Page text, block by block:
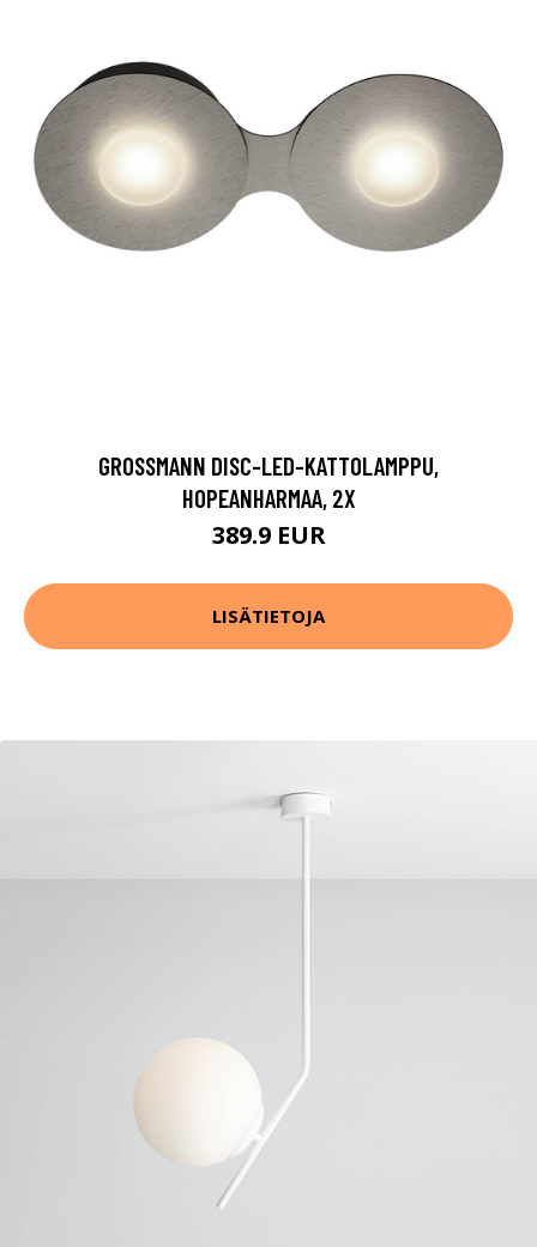
GROSSMANN DISC-LED-KATTOLAMPPU,
HOPEANHARMAA, 2X
389.9 EUR
LISÄTIETOJA